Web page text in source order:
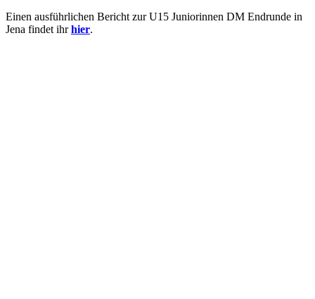
Einen ausführlichen Bericht zur U15 Juniorinnen DM Endrunde in
Jena findet ihrhier.